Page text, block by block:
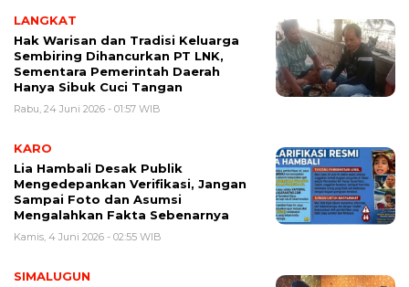
LANGKAT
Hak Warisan dan Tradisi Keluarga
Sembiring Dihancurkan PT LNK,
Sementara Pemerintah Daerah
Hanya Sibuk Cuci Tangan
Rabu, 24 Juni 2026 - 01:57 WIB
KARO
Lia Hambali Desak Publik
Mengedepankan Verifikasi, Jangan
Sampai Foto dan Asumsi
Mengalahkan Fakta Sebenarnya
Kamis, 4 Juni 2026 - 02:55 WIB
SIMALUGUN